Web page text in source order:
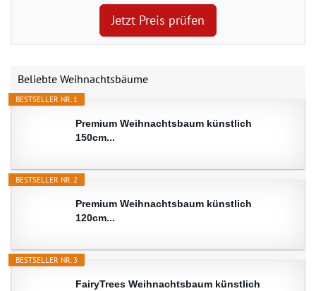
Jetzt Preis prüfen
Beliebte Weihnachtsbäume
BESTSELLER NR. 1
Premium Weihnachtsbaum künstlich
150cm...
BESTSELLER NR. 2
Premium Weihnachtsbaum künstlich
120cm...
BESTSELLER NR. 3
FairyTrees Weihnachtsbaum künstlich